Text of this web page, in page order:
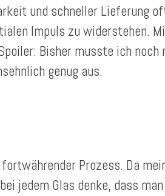
und schneller Lieferung
Impuls zu widerstehen.
Bisher musste ich
genug aus.
Prozess. Da
jedem Glas denke, dass